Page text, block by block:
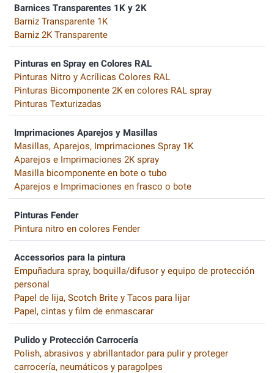
Barnices Transparentes 1K y 2K
Barniz Transparente 1K
Barniz 2K Transparente
Pinturas en Spray en Colores RAL
Pinturas Nitro y Acrílicas Colores RAL
Pinturas Bicomponente 2K en colores RAL spray
Pinturas Texturizadas
Imprimaciones Aparejos y Masillas
Masillas, Aparejos, Imprimaciones Spray 1K
Aparejos e Imprimaciones 2K spray
Masilla bicomponente en bote o tubo
Aparejos e Imprimaciones en frasco o bote
Pinturas Fender
Pintura nitro en colores Fender
Accessorios para la pintura
Empuñadura spray, boquilla/difusor y equipo de protección
personal
Papel de lija, Scotch Brite y Tacos para lijar
Papel, cintas y film de enmascarar
Pulido y Protección Carrocería
Polish, abrasivos y abrillantador para pulir y proteger
carrocería, neumáticos y paragolpes